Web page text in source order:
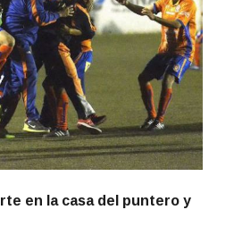
en la casa del puntero y